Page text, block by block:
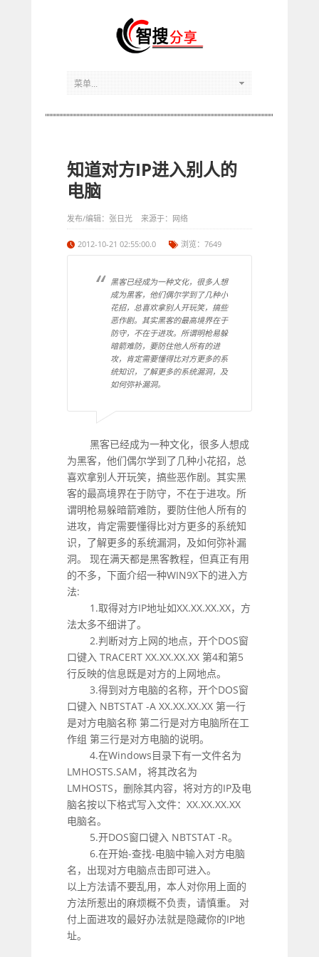
知道对方IP进入别人的
电脑
发布/编辑：张日光 来源于：网络
2012-10-21 02:55:00.0 浏览：7649
黑客已经成为一种文化，很多人想
成为黑客，他们偶尔学到了几种小
花招，总喜欢拿别人开玩笑，搞些
恶作剧。其实黑客的最高境界在于
防守，不在于进攻。所谓明枪易躲
暗箭难防，要防住他人所有的进
攻，肯定需要懂得比对方更多的系
统知识，了解更多的系统漏洞，及
如何弥补漏洞。
黑客已经成为一种文化，很多人想成
为黑客，他们偶尔学到了几种小花招，总
喜欢拿别人开玩笑，搞些恶作剧。其实黑
客的最高境界在于防守，不在于进攻。所
谓明枪易躲暗箭难防，要防住他人所有的
进攻，肯定需要懂得比对方更多的系统知
识，了解更多的系统漏洞，及如何弥补漏
洞。 现在满天都是黑客教程，但真正有用
的不多，下面介绍一种WIN9X下的进入方
法:
1.取得对方IP地址如XX.XX.XX.XX，方
法太多不细讲了。
2.判断对方上网的地点，开个DOS窗
口键入 TRACERT XX.XX.XX.XX 第4和第5
行反映的信息既是对方的上网地点。
3.得到对方电脑的名称，开个DOS窗
口键入 NBTSTAT -A XX.XX.XX.XX 第一行
是对方电脑名称 第二行是对方电脑所在工
作组 第三行是对方电脑的说明。
4.在Windows目录下有一文件名为
LMHOSTS.SAM，将其改名为
LMHOSTS，删除其内容，将对方的IP及电
脑名按以下格式写入文件：XX.XX.XX.XX
电脑名。
5.开DOS窗口键入 NBTSTAT -R。
6.在开始-查找-电脑中输入对方电脑
名，出现对方电脑点击即可进入。
以上方法请不要乱用，本人对你用上面的
方法所惹出的麻烦概不负责，请慎重。 对
付上面进攻的最好办法就是隐藏你的IP地
址。